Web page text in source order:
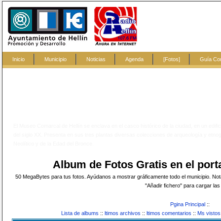
Inicio Municipio Noticias Agenda [Fotos] Guía
Album de Fotos Gratis en el
50 MegaBytes para tus fotos. Ayúdanos a mostrar gráficamente todo el municipio.
"Añadir fichero" para cargar
Pgina Principal ::
Lista de albums :: ltimos archivos :: ltimos comentarios :: Ms vistos